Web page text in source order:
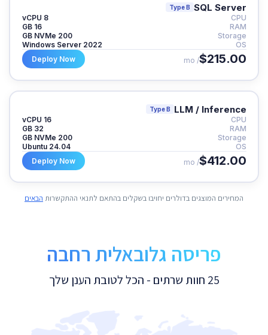
SQL Server
Type B
CPU
8 vCPU
RAM
16 GB
Storage
200 GB NVMe
OS
Windows Server 2022
$215.00
/ mo
Deploy Now
LLM / Inference
Type B
CPU
16 vCPU
RAM
32 GB
Storage
200 GB NVMe
OS
Ubuntu 24.04
$412.00
/ mo
Deploy Now
המחירים המוצגים בדולרים יחויבו בשקלים בהתאם לתנאי ההתקשרות הבאים
פריסה גלובאלית רחבה
25 חוות שרתים - הכל לטובת הענן שלך